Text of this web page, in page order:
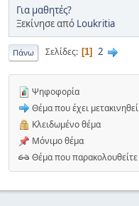
Για μαθητές?
Ξεκίνησε από Loukritia
Πάνω Σελίδες 1 2
Ψηφοφορία
Θέμα που έχει μετακινηθεί
Κλειδωμένο θέμα
Μόνιμο θέμα
Θέμα που παρακολουθείτε